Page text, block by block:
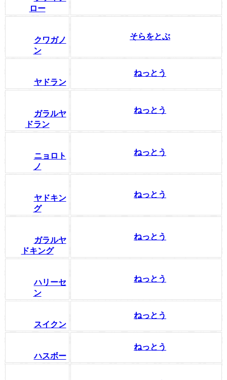
ロー
クワガノ
ン
そらをとぶ
ヤドラン
ねっとう
ガラルヤ
ドラン
ねっとう
ニョロト
ノ
ねっとう
ヤドキン
グ
ねっとう
ガラルヤ
ドキング
ねっとう
ハリーセ
ン
ねっとう
スイクン
ねっとう
ハスボー
ねっとう